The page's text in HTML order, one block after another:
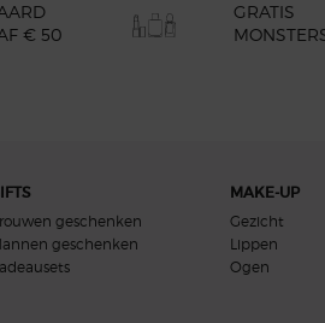
€ 50
GRATIS
geschenken
geschenken
MAKE-UP
Gezicht
Lippen
Ogen